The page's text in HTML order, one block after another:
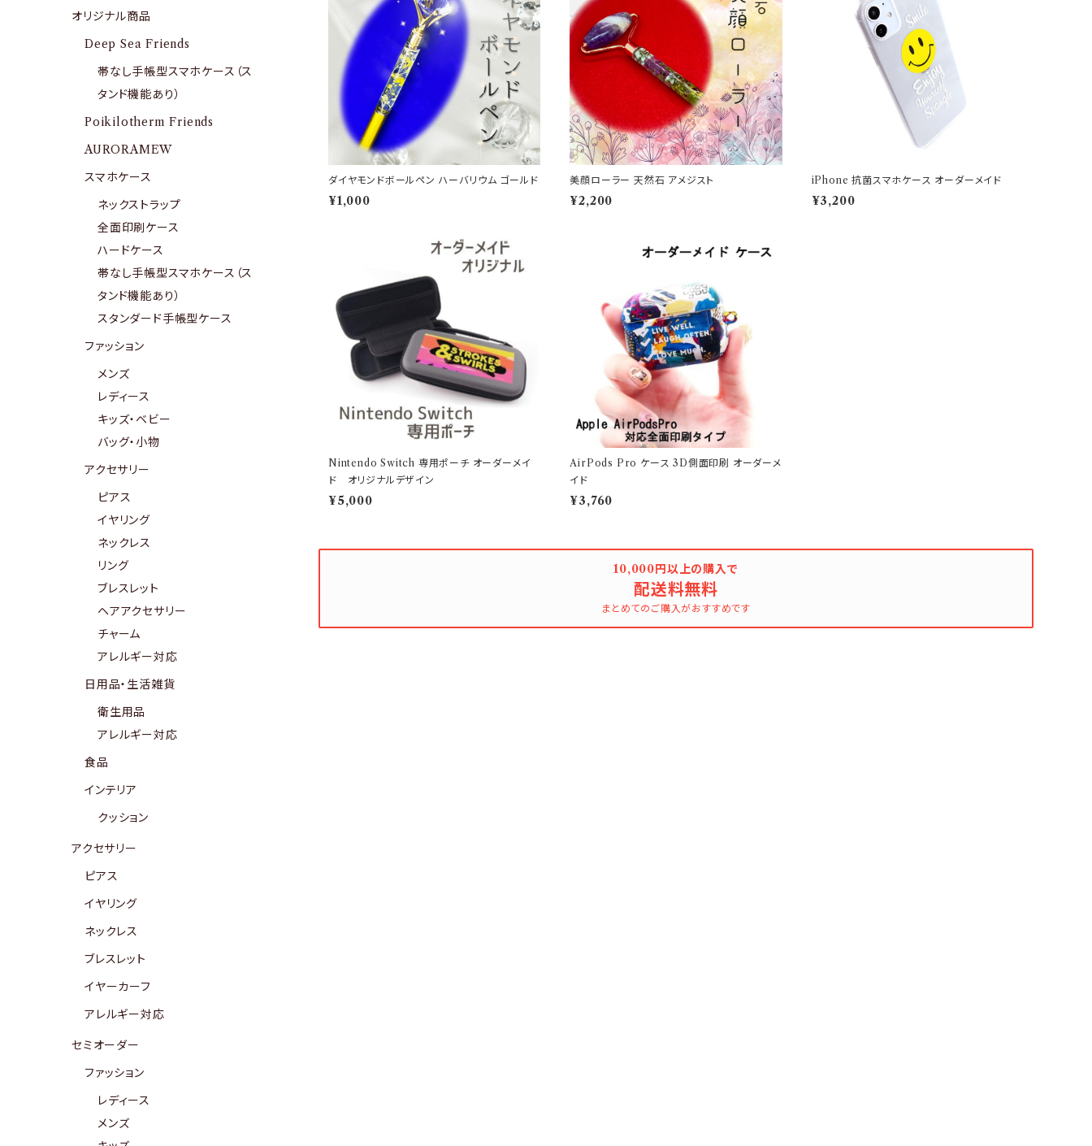
ダイヤモンドボールペン ハーバリウム ゴールド
¥1,000
美顔ローラー 天然石 アメジスト
¥2,200
iPhone 抗菌スマホケース オーダーメイド
¥3,200
Nintendo Switch 専用ポーチ オーダーメイ
ド オリジナルデザイン
¥5,000
AirPods Pro ケース 3D側面印刷 オーダーメ
イド
¥3,760
10,000円以上の購入で
配送料無料
まとめてのご購入がおすすめです
オリジナル商品
Deep Sea Friends
帯なし手帳型スマホケース（ス
タンド機能あり）
Poikilotherm Friends
AURORAMEW
スマホケース
ネックストラップ
全面印刷ケース
ハードケース
帯なし手帳型スマホケース（ス
タンド機能あり）
スタンダード手帳型ケース
ファッション
メンズ
レディース
キッズ・ベビー
バッグ・小物
アクセサリー
ピアス
イヤリング
ネックレス
リング
ブレスレット
ヘアアクセサリー
チャーム
アレルギー対応
日用品・生活雑貨
衛生用品
アレルギー対応
食品
インテリア
クッション
アクセサリー
ピアス
イヤリング
ネックレス
ブレスレット
イヤーカーフ
アレルギー対応
セミオーダー
ファッション
レディース
メンズ